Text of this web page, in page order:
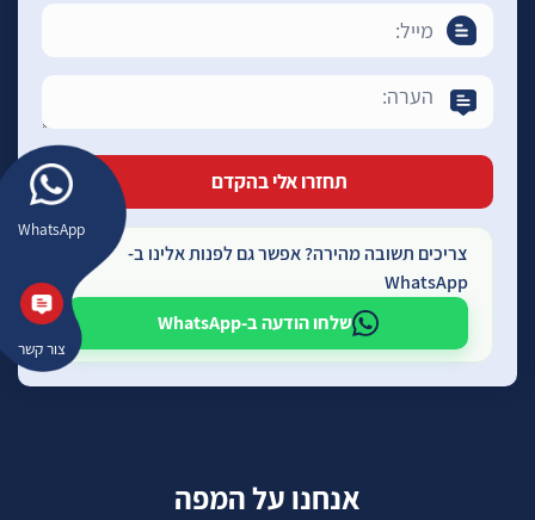
WhatsApp
צור קשר
צריכים תשובה מהירה? אפשר גם לפנות אלינו ב-
WhatsApp
שלחו הודעה ב-WhatsApp
אנחנו על המפה